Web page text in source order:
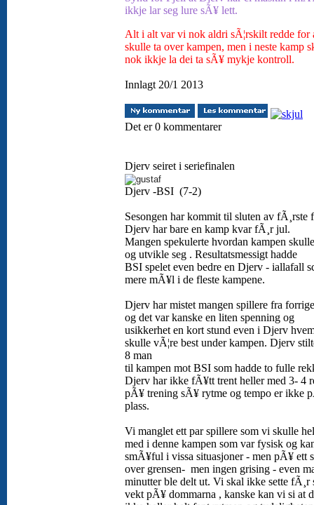
ikkje lar seg lure sÃ¥ lett.
Alt i alt var vi nok aldri sÃ¦rskilt redde for
skulle ta over kampen, men i neste kamp
nok ikkje la dei ta sÃ¥ mykje kontroll.
Innlagt 20/1 2013
Det er 0 kommentarer
Djerv seiret i seriefinalen
Djerv -BSI (7-2)
Sesongen har kommit til sluten av fÃ¸rste
Djerv har bare en kamp kvar fÃ¸r jul.
Mangen spekulerte hvordan kampen
og utvikle seg . Resultatsmessigt hadde
BSI spelet even bedre en Djerv - iallafall
mere mÃ¥l i de fleste kampene.
Djerv har mistet mangen spillere fra
og det var kanske en liten spenning og
usikkerhet en kort stund even i Djerv
skulle vÃ¦re best under kampen. Djerv
8 man
til kampen mot BSI som hadde to fulle
Djerv har ikke fÃ¥tt trent heller med 3- 4
pÃ¥ trening sÃ¥ rytme og tempo er ikke
plass.
Vi manglet ett par spillere som vi skulle
med i denne kampen som var fysisk og
smÃ¥ful i vissa situasjoner - men pÃ¥ ett
over grensen- men ingen grising - even
minutter ble delt ut. Vi skal ikke sette fÃ¸r
vekt pÃ¥ dommarna , kanske kan vi si at